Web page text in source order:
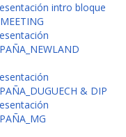
intro bloque
& DIP